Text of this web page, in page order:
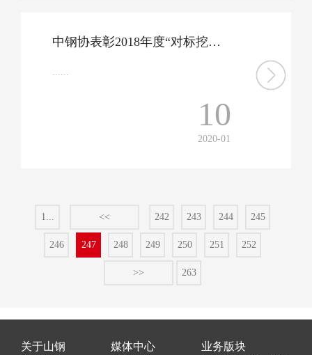
中钢协表彰2018年度“对标挖潜”先进企业前三名——山钢股份莱芜分公司制造成本位列行业第二名
......
10
2020-01
1... << 242 243 244 245
246 247 248 249 250 251 252
>> 263
关于山钢 媒体中心 业务版块